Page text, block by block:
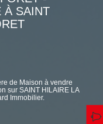
À SAINT
de Maison à vendre
sur SAINT HILAIRE LA
Immobilier.